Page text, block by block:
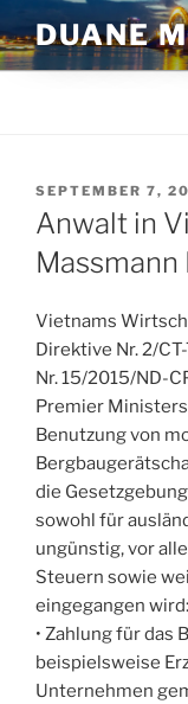
to
content
DUANE
POSTED
ON
SEPTEMBER 7,
Anwalt in
Massmann
Vietnams
Direktive Nr. 2/
Nr. 15/2015/ND-
Premier
Benutzung von
die
sowohl für
ungünstig, vor
Steuern sowie
eingegangen wird:
• Zahlung für das
beispielsweise
Unternehmen